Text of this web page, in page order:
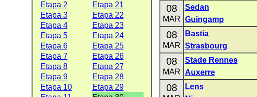
Etapa 2
Etapa 21
Etapa 3
Etapa 22
Etapa 4
Etapa 23
Etapa 5
Etapa 24
Etapa 6
Etapa 25
Etapa 7
Etapa 26
Etapa 8
Etapa 27
Etapa 9
Etapa 28
Etapa 10
Etapa 29
08
MAR
Sedan
Guingamp
08
MAR
Bastia
Strasbourg
08
MAR
Stade Rennes
Auxerre
08 Lens